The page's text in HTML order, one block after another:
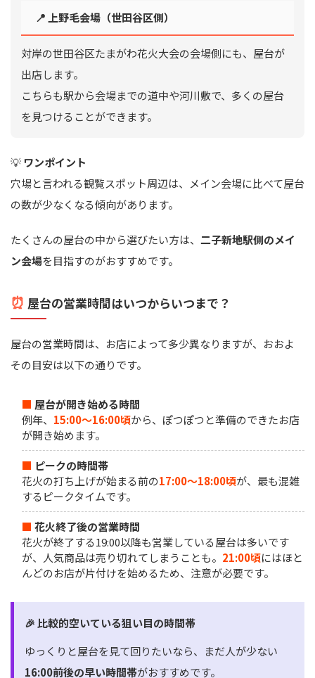
📍 上野毛会場（世田谷区側）
対岸の世田谷区たまがわ花火大会の会場側にも、屋台が
出店します。
こちらも駅から会場までの道中や河川敷で、多くの屋台
を見つけることができます。
💡 ワンポイント
穴場と言われる観覧スポット周辺は、メイン会場に比べて屋台
の数が少なくなる傾向があります。
たくさんの屋台の中から選びたい方は、 二子新地駅側のメイ
ン会場を目指すのがおすすめです。
⏰ 屋台の営業時間はいつからいつまで？
屋台の営業時間は、お店によって多少異なりますが、おおよ
その目安は以下の通りです。
■ 屋台が開き始める時間
例年、 15:00～16:00頃から、ぽつぽつと準備のできたお店
が開き始めます。
■ ピークの時間帯
花火の打ち上げが始まる前の17:00～18:00頃が、最も混雑
するピークタイムです。
■ 花火終了後の営業時間
花火が終了する19:00以降も営業している屋台は多いです
が、人気商品は売り切れてしまうことも。 21:00頃にはほと
んどのお店が片付けを始めるため、注意が必要です。
🎉 比較的空いている狙い目の時間帯
ゆっくりと屋台を見て回りたいなら、まだ人が少ない
16:00前後の早い時間帯がおすすめです。